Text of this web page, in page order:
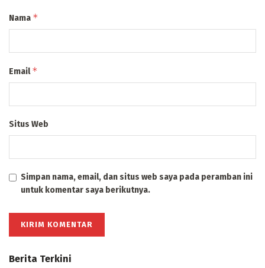
Nama *
Email*
Situs Web
Simpan nama, email, dan situs web saya pada peramban ini
untuk komentar saya berikutnya.
Berita Terkini